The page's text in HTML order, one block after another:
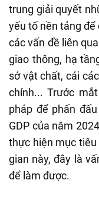
trung giải quyết
yếu tố nền tảng để
các vấn đề liên
giao thông, hạ
sở vật chất, cải
chính... Trước
pháp để phấn
GDP của năm
thực hiện mục
gian này, đây là
để làm được.